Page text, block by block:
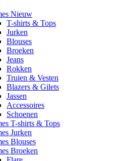
Nieuw
T-shirts & Tops
Jurken
Blouses
Broeken
Jeans
Rokken
Truien & Vesten
Blazers & Gilets
Jassen
Accessoires
Schoenen
T-shirts & Tops
Jurken
Blouses
Broeken